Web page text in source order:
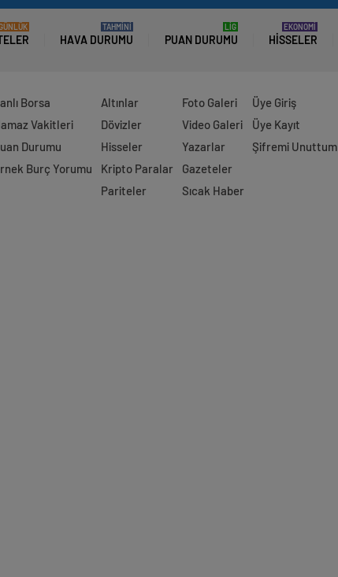
HAVA DURUMU
TAHMİNİ
PUAN DURUMU
LİG
HISSELER
EKONOMİ
Borsa
Vakitleri
Durumu
Burç Yorumu
Altınlar
Dövizler
Hisseler
Kripto Paralar
Pariteler
Foto Galeri
Video Galeri
Yazarlar
Gazeteler
Sıcak Haber
Üye Giriş
Üye Kayıt
Şifremi Unuttum